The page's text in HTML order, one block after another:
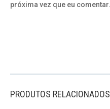
próxima vez que eu comentar.
PRODUTOS RELACIONADOS